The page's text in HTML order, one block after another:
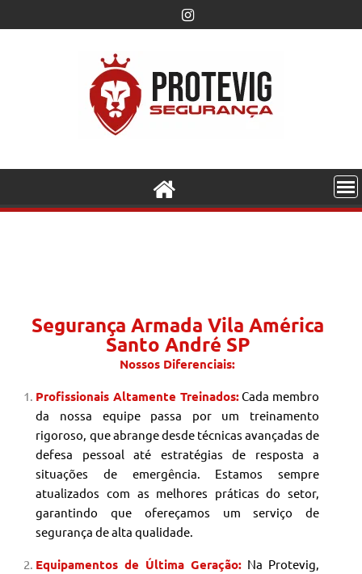
Segurança Armada Vila América
Santo André SP
Nossos Diferenciais:
Profissionais Altamente Treinados:Cada membro
da nossa equipe passa por um treinamento
rigoroso, que abrange desde técnicas avançadas de
defesa pessoal até estratégias de resposta a
situações de emergência. Estamos sempre
atualizados com as melhores práticas do setor,
garantindo que ofereçamos um serviço de
segurança de alta qualidade.
Equipamentos de Última Geração: Na Protevig,